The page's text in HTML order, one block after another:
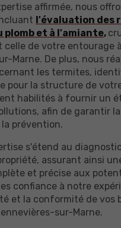
affirmée, nous
l'évaluation des
plomb et à l'amiante,
de votre entourage à
Marne. De plus, nous
les termites,
pour la structure de
habilités à fournir un
afin de garantir la
prévention.
s'étend au
assurant ainsi
et précise aux
confiance à notre
et la conformité de vos
sur-Marne.